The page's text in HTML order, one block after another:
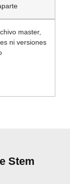
master,
ni versiones
Stem